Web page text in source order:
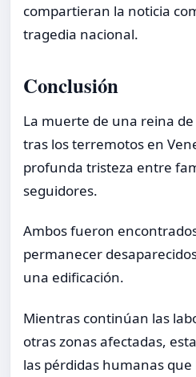
compartieran la noticia
tragedia nacional.
Conclusión
La muerte de una reina
tras los terremotos en
profunda tristeza entre
seguidores.
Ambos fueron
permanecer
una edificación.
Mientras continúan las
otras zonas afectadas,
las pérdidas humanas